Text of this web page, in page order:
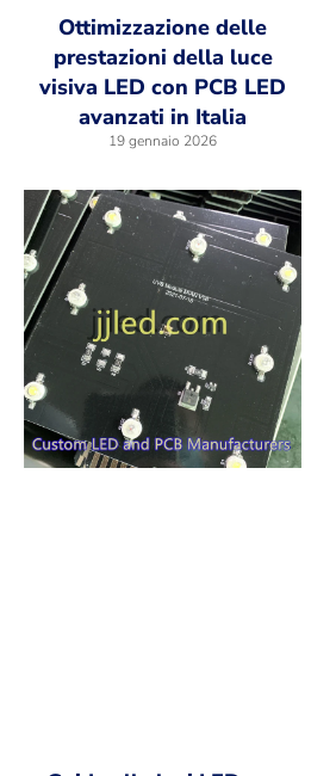
Ottimizzazione delle
prestazioni della luce
visiva LED con PCB LED
avanzati in Italia
19 gennaio 2026